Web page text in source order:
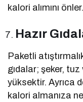
kalori alımını önler.
Hazır
Paketli
gıdalar; şeker, tuz
yüksektir. Ayrıca
kalori almanıza